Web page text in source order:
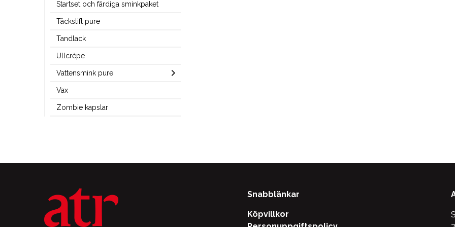
Startset och färdiga sminkpaket
Täckstift pure
Tandlack
Ullcrèpe
Vattensmink pure
Vax
Zombie kapslar
Snabblänkar
Köpvillkor